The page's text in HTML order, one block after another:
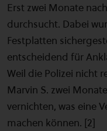
Erst zwei Monate
durchsucht. Dabei
Festplatten
entscheidend für
Weil die Polizei nicht
Marvin S. zwei
vernichten, was eine
machen können. [2]